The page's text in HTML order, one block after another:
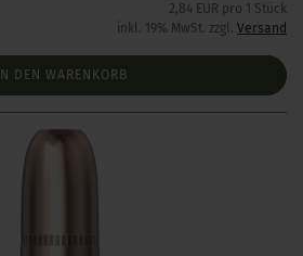
2,84 EUR pro 1 Stück
inkl. 19% MwSt. zzgl. Versand
IN DEN WARENKORB